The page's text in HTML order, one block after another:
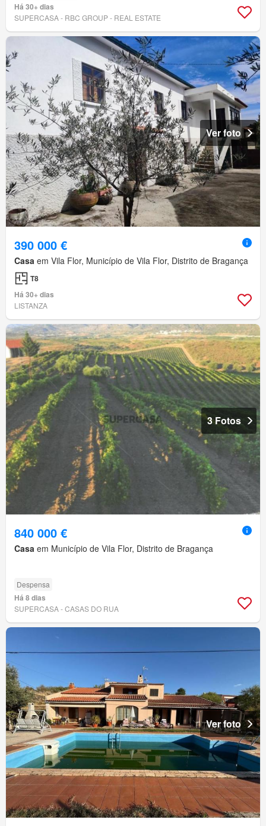
Há 30+ dias
SUPERCASA - RBC GROUP - REAL ESTATE
Ver foto
390 000 €
Casa em Vila Flor, Município de Vila Flor, Distrito de Bragança
T8
Há 30+ dias
LISTANZA
3 Fotos
840 000 €
Casa em Município de Vila Flor, Distrito de Bragança
Despensa
Há 8 dias
SUPERCASA - CASAS DO RUA
Ver foto